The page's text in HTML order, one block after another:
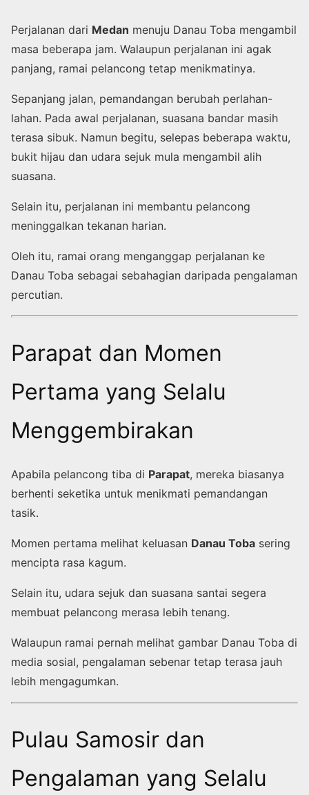
Perjalanan dari Medan menuju Danau Toba mengambil
masa beberapa jam. Walaupun perjalanan ini agak
panjang, ramai pelancong tetap menikmatinya.
Sepanjang jalan, pemandangan berubah perlahan-
lahan. Pada awal perjalanan, suasana bandar masih
terasa sibuk. Namun begitu, selepas beberapa waktu,
bukit hijau dan udara sejuk mula mengambil alih
suasana.
Selain itu, perjalanan ini membantu pelancong
meninggalkan tekanan harian.
Oleh itu, ramai orang menganggap perjalanan ke
Danau Toba sebagai sebahagian daripada pengalaman
percutian.
Parapat dan Momen
Pertama yang Selalu
Menggembirakan
Apabila pelancong tiba di Parapat, mereka biasanya
berhenti seketika untuk menikmati pemandangan
tasik.
Momen pertama melihat keluasan Danau Toba sering
mencipta rasa kagum.
Selain itu, udara sejuk dan suasana santai segera
membuat pelancong merasa lebih tenang.
Walaupun ramai pernah melihat gambar Danau Toba di
media sosial, pengalaman sebenar tetap terasa jauh
lebih mengagumkan.
Pulau Samosir dan
Pengalaman yang Selalu